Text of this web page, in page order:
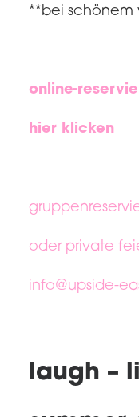
**bei schönem
online-
hier klicken
oder private
info@upside-
laugh –